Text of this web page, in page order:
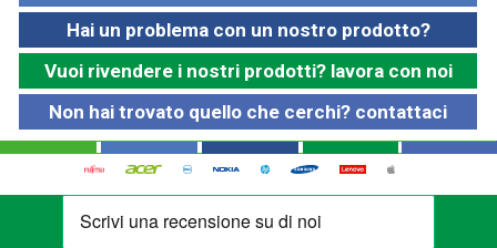
Hai un problema con un nostro prodotto?
Vuoi rivendere i nostri prodotti? lavora con noi
Non hai trovato quello che cerchi? contattaci